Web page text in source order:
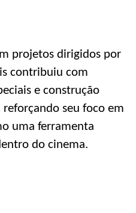
projetos dirigidos por
contribuiu com
e construção
reforçando seu foco em
uma ferramenta
do cinema.